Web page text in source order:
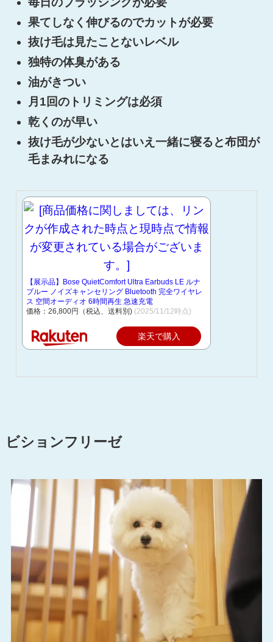
果てしなく伸びるのでカットが必要
抜け毛は見たことないレベル
独特の体臭がある
油がきつい
月1回のトリミングは必須
乾くのが早い
抜け毛が少ないとはいえ一緒に寝ると布団が
毛まみれになる
【展示品】Bose QuietComfort Ultra Earbuds LE ルナ
ブルー ノイズキャンセリング Bluetooth 完全ワイヤレ
ス 空間オーディオ 6時間再生 急速充電
価格：26,800円（税込、送料別) (2025/11/12時点)
楽天で購入
ビションフリーゼ